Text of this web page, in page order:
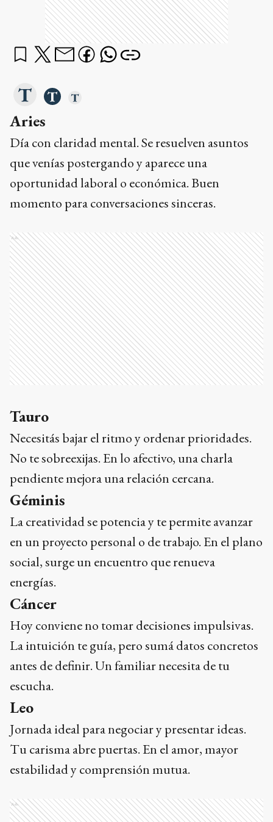
Aries
Día con claridad mental. Se resuelven asuntos
que venías postergando y aparece una
oportunidad laboral o económica. Buen
momento para conversaciones sinceras.
Ads
Tauro
Necesitás bajar el ritmo y ordenar prioridades.
No te sobreexijas. En lo afectivo, una charla
pendiente mejora una relación cercana.
Géminis
La creatividad se potencia y te permite avanzar
en un proyecto personal o de trabajo. En el plano
social, surge un encuentro que renueva
energías.
Cáncer
Hoy conviene no tomar decisiones impulsivas.
La intuición te guía, pero sumá datos concretos
antes de definir. Un familiar necesita de tu
escucha.
Leo
Jornada ideal para negociar y presentar ideas.
Tu carisma abre puertas. En el amor, mayor
estabilidad y comprensión mutua.
Ads